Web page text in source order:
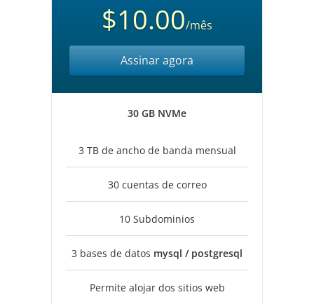
$10.00/mês
Assinar agora
30 GB NVMe
3 TB de ancho de banda mensual
30 cuentas de correo
10 Subdominios
3 bases de datos mysql / postgresql
Permite alojar dos sitios web